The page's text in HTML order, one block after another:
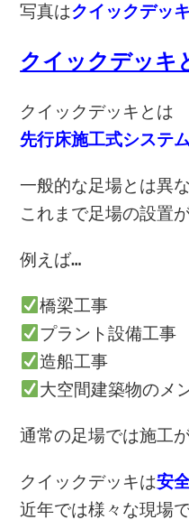
写真はクイックデッ
クイックデッキ
クイックデッキとは
先行床施工式システ
一般的な足場とは異
これまで足場の設置
例えば…
橋梁工事
プラント設備工事
造船工事
大空間建築物のメ
通常の足場では施工
クイックデッキは安
近年では様々な現場